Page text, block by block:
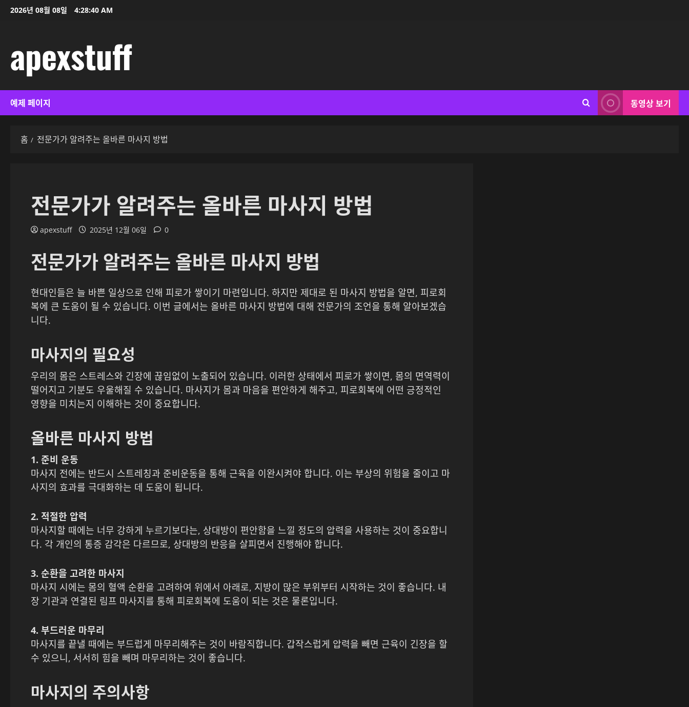
기
2026년 08월 08일 4:28:41 AM
apexstuff
예제 페이지 동영상 보기
홈 전문가가 알려주는 올바른 마사지 방법
전문가가 알려주는 올바른 마사지 방법
apexstuff 2025년 12월 06일 0
전문가가 알려주는 올바른 마사지 방법
현대인들은 늘 바쁜 일상으로 인해 피로가 쌓이기 마련입니다. 하지만 제대로 된 마사지 방법을 알면, 피로회
복에 큰 도움이 될 수 있습니다. 이번 글에서는 올바른 마사지 방법에 대해 전문가의 조언을 통해 알아보겠습
니다.
마사지의 필요성
우리의 몸은 스트레스와 긴장에 끊임없이 노출되어 있습니다. 이러한 상태에서 피로가 쌓이면, 몸의 면역력이
떨어지고 기분도 우울해질 수 있습니다. 마사지가 몸과 마음을 편안하게 해주고, 피로회복에 어떤 긍정적인
영향을 미치는지 이해하는 것이 중요합니다.
올바른 마사지 방법
1. 준비 운동
마사지 전에는 반드시 스트레칭과 준비운동을 통해 근육을 이완시켜야 합니다. 이는 부상의 위험을 줄이고 마
사지의 효과를 극대화하는 데 도움이 됩니다.
2. 적절한 압력
마사지할 때에는 너무 강하게 누르기보다는, 상대방이 편안함을 느낄 정도의 압력을 사용하는 것이 중요합니
다. 각 개인의 통증 감각은 다르므로, 상대방의 반응을 살피면서 진행해야 합니다.
3. 순환을 고려한 마사지
마사지 시에는 몸의 혈액 순환을 고려하여 위에서 아래로, 지방이 많은 부위부터 시작하는 것이 좋습니다. 내
장 기관과 연결된 림프 마사지를 통해 피로회복에 도움이 되는 것은 물론입니다.
4. 부드러운 마무리
마사지를 끝낼 때에는 부드럽게 마무리해주는 것이 바람직합니다. 갑작스럽게 압력을 빼면 근육이 긴장을 할
수 있으니, 서서히 힘을 빼며 마무리하는 것이 좋습니다.
마사지의 주의사항